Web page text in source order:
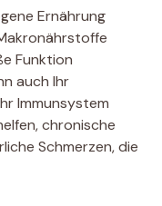
Ernährung
Funktion
auch Ihr
Immunsystem
chronische
Schmerzen, die